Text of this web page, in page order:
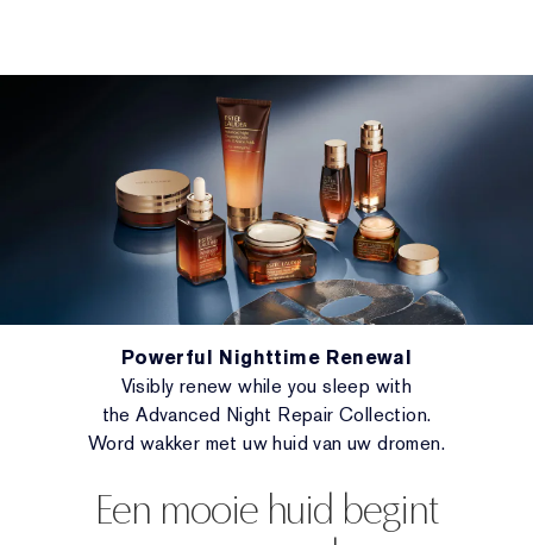
Powerful Nighttime Renewal
Visibly renew while you sleep with
the Advanced Night Repair Collection.
Word wakker met uw huid van uw dromen.
Een mooie huid begint